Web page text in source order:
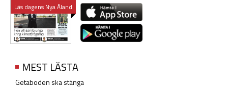
Läs dagens Nya Åland
MEST LÄSTA
Getaboden ska stänga